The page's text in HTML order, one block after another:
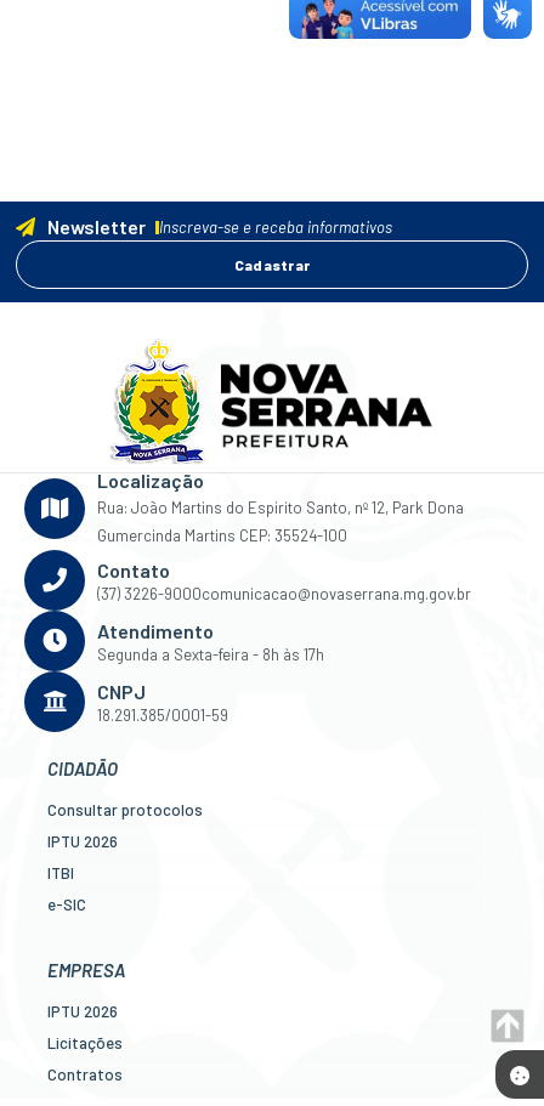
Newsletter Inscreva-se e receba informativos
Cadastrar
Localização
Rua: João Martins do Espirito Santo, nº 12, Park Dona
Gumercinda Martins CEP: 35524-100
Contato
(37) 3226-9000comunicacao@novaserrana.mg.gov.br
Atendimento
Segunda a Sexta-feira - 8h às 17h
CNPJ
18.291.385/0001-59
CIDADÃO
Consultar protocolos
IPTU 2026
ITBI
e-SIC
Legislação
EMPRESA
IPTU 2026
Licitações
Contratos